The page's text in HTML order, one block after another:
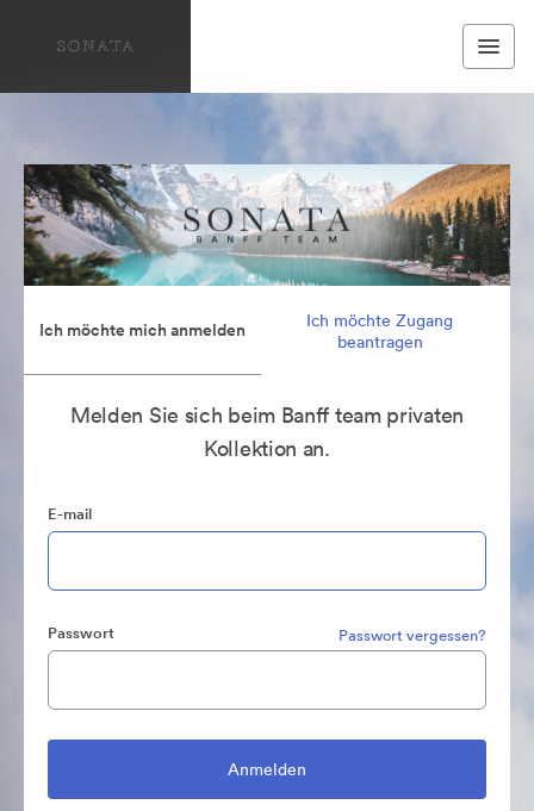
Ich möchte mich anmelden
Ich möchte Zugang
beantragen
Melden Sie sich beim Banff team privaten
Kollektion an.
E-mail
Passwort Passwort vergessen?